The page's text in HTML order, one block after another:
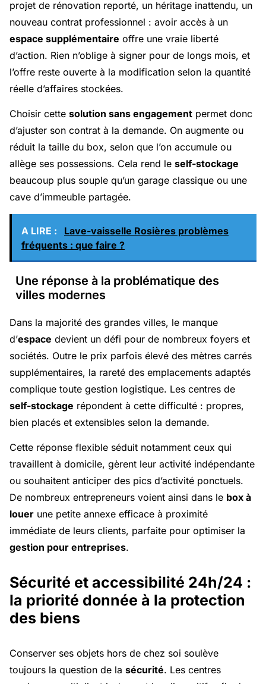
projet de rénovation reporté, un héritage inattendu, un
nouveau contrat professionnel : avoir accès à un
espace supplémentaire offre une vraie liberté
d’action. Rien n’oblige à signer pour de longs mois, et
l’offre reste ouverte à la modification selon la quantité
réelle d’affaires stockées.
Choisir cette solution sans engagement permet donc
d’ajuster son contrat à la demande. On augmente ou
réduit la taille du box, selon que l’on accumule ou
allège ses possessions. Cela rend le self-stockage
beaucoup plus souple qu’un garage classique ou une
cave d’immeuble partagée.
A LIRE :
Lave-vaisselle Rosières problèmes
fréquents : que faire ?
Une réponse à la problématique des
villes modernes
Dans la majorité des grandes villes, le manque
d’espace devient un défi pour de nombreux foyers et
sociétés. Outre le prix parfois élevé des mètres carrés
supplémentaires, la rareté des emplacements adaptés
complique toute gestion logistique. Les centres de
self-stockage répondent à cette difficulté : propres,
bien placés et extensibles selon la demande.
Cette réponse flexible séduit notamment ceux qui
travaillent à domicile, gèrent leur activité indépendante
ou souhaitent anticiper des pics d’activité ponctuels.
De nombreux entrepreneurs voient ainsi dans le box à
louer une petite annexe efficace à proximité
immédiate de leurs clients, parfaite pour optimiser la
gestion pour entreprises.
Sécurité et accessibilité 24h/24 :
la priorité donnée à la protection
des biens
Conserver ses objets hors de chez soi soulève
toujours la question de la sécurité. Les centres